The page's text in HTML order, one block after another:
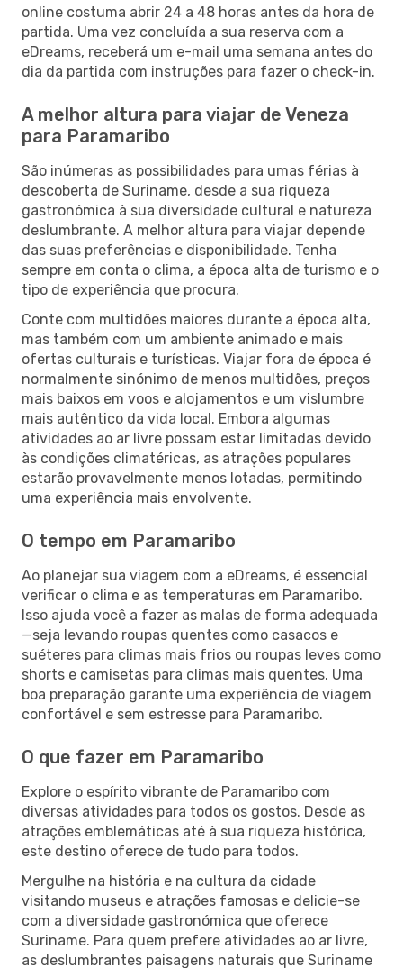
online costuma abrir 24 a 48 horas antes da hora de
partida. Uma vez concluída a sua reserva com a
eDreams, receberá um e-mail uma semana antes do
dia da partida com instruções para fazer o check-in.
A melhor altura para viajar de Veneza
para Paramaribo
São inúmeras as possibilidades para umas férias à
descoberta de Suriname, desde a sua riqueza
gastronómica à sua diversidade cultural e natureza
deslumbrante. A melhor altura para viajar depende
das suas preferências e disponibilidade. Tenha
sempre em conta o clima, a época alta de turismo e o
tipo de experiência que procura.
Conte com multidões maiores durante a época alta,
mas também com um ambiente animado e mais
ofertas culturais e turísticas. Viajar fora de época é
normalmente sinónimo de menos multidões, preços
mais baixos em voos e alojamentos e um vislumbre
mais autêntico da vida local. Embora algumas
atividades ao ar livre possam estar limitadas devido
às condições climatéricas, as atrações populares
estarão provavelmente menos lotadas, permitindo
uma experiência mais envolvente.
O tempo em Paramaribo
Ao planejar sua viagem com a eDreams, é essencial
verificar o clima e as temperaturas em Paramaribo.
Isso ajuda você a fazer as malas de forma adequada
—seja levando roupas quentes como casacos e
suéteres para climas mais frios ou roupas leves como
shorts e camisetas para climas mais quentes. Uma
boa preparação garante uma experiência de viagem
confortável e sem estresse para Paramaribo.
O que fazer em Paramaribo
Explore o espírito vibrante de Paramaribo com
diversas atividades para todos os gostos. Desde as
atrações emblemáticas até à sua riqueza histórica,
este destino oferece de tudo para todos.
Mergulhe na história e na cultura da cidade
visitando museus e atrações famosas e delicie-se
com a diversidade gastronómica que oferece
Suriname. Para quem prefere atividades ao ar livre,
as deslumbrantes paisagens naturais que Suriname